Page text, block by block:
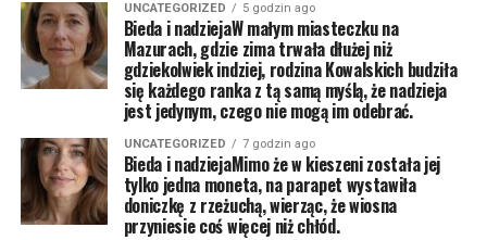
UNCATEGORIZED 5 godzin ago
Bieda i nadziejaW małym miasteczku na
Mazurach, gdzie zima trwała dłużej niż
gdziekolwiek indziej, rodzina Kowalskich budziła
się każdego ranka z tą samą myślą, że nadzieja
jest jedynym, czego nie mogą im odebrać.
UNCATEGORIZED 7 godzin ago
Bieda i nadziejaMimo że w kieszeni została jej
tylko jedna moneta, na parapet wystawiła
doniczkę z rzeżuchą, wierząc, że wiosna
przyniesie coś więcej niż chłód.